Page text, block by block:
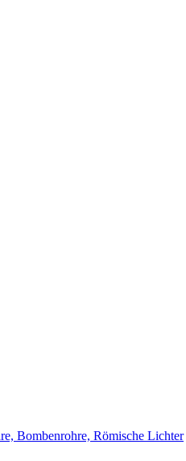
Bombenrohre, Römische Lichter